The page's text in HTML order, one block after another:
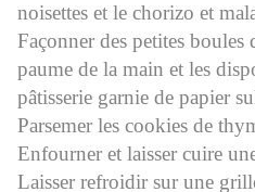
noisettes et le chorizo et
Façonner des petites boules
paume de la main et les
pâtisserie garnie de papier
Parsemer les cookies de
Enfourner et laisser cuire
Laisser refroidir sur une